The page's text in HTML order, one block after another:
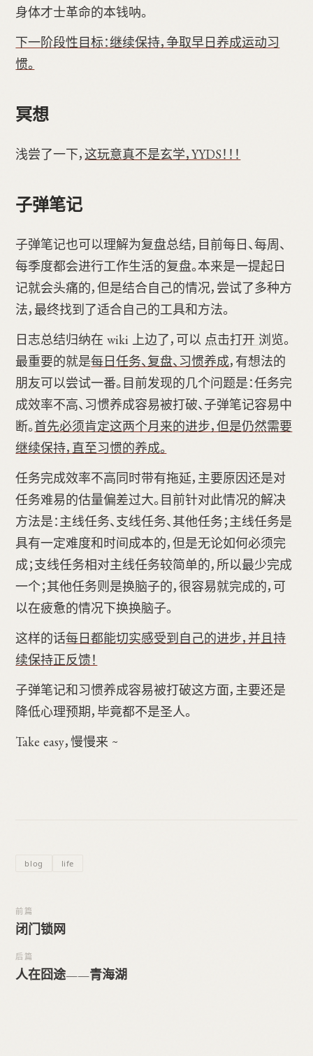
身体才士革命的本钱呐。
下一阶段性目标：继续保持，争取早日养成运动习
惯。
冥想
浅尝了一下， 这玩意真不是玄学，YYDS！！！
子弹笔记
子弹笔记也可以理解为复盘总结，目前每日、每周、
每季度都会进行工作生活的复盘。本来是一提起日
记就会头痛的，但是结合自己的情况，尝试了多种方
法，最终找到了适合自己的工具和方法。
日志总结归纳在 wiki 上边了，可以 点击打开 浏览。
最重要的就是每日任务、复盘、习惯养成，有想法的
朋友可以尝试一番。目前发现的几个问题是：任务完
成效率不高、习惯养成容易被打破、子弹笔记容易中
断。首先必须肯定这两个月来的进步，但是仍然需要
继续保持，直至习惯的养成。
任务完成效率不高同时带有拖延，主要原因还是对
任务难易的估量偏差过大。目前针对此情况的解决
方法是：主线任务、支线任务、其他任务；主线任务是
具有一定难度和时间成本的，但是无论如何必须完
成；支线任务相对主线任务较简单的，所以最少完成
一个；其他任务则是换脑子的，很容易就完成的，可
以在疲惫的情况下换换脑子。
这样的话每日都能切实感受到自己的进步，并且持
续保持正反馈！
子弹笔记和习惯养成容易被打破这方面，主要还是
降低心理预期，毕竟都不是圣人。
Take easy，慢慢来 ~
blog life
前篇
闭门锁网
后篇
人在囧途——青海湖